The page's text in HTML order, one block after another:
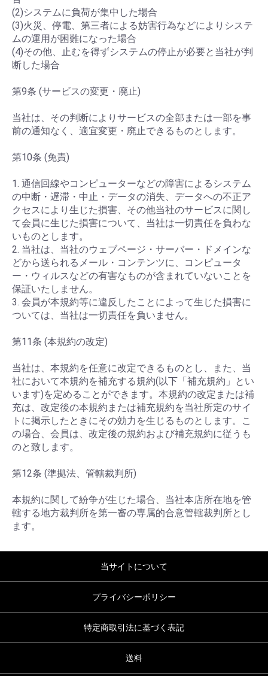
(2)システムに負荷が集中した場合
(3)火災、停電、第三者による妨害行為などによりシステ
ムの運用が困難になった場合
(4)その他、止むを得ずシステムの停止が必要と当社が判
断した場合
第9条 (サービスの変更・廃止)
当社は、その判断によりサービスの全部または一部を事
前の通知なく、適宜変更・廃止できるものとします。
第10条 (免責)
1. 通信回線やコンピューターなどの障害によるシステム
の中断・遅滞・中止・データの消失、データへの不正ア
クセスにより生じた損害、その他当社のサービスに関し
て会員に生じた損害について、当社は一切責任を負わな
いものとします。
2. 当社は、当社のウェブページ・サーバー・ドメインな
どから送られるメール・コンテンツに、コンピュータ
ー・ウィルスなどの有害なものが含まれていないことを
保証いたしません。
3. 会員が本規約等に違反したことによって生じた損害に
ついては、当社は一切責任を負いません。
第11条 (本規約の改定)
当社は、本規約を任意に改定できるものとし、また、当
社において本規約を補充する規約(以下「補充規約」とい
います)を定めることができます。本規約の改定または補
充は、改定後の本規約または補充規約を当社所定のサイ
トに掲示したときにその効力を生じるものとします。こ
の場合、会員は、改定後の規約および補充規約に従うも
のと致します。
第12条 (準拠法、管轄裁判所)
本規約に関して紛争が生じた場合、当社本店所在地を管
轄する地方裁判所を第一審の専属的合意管轄裁判所とし
ます。
当サイトについて
プライバシーポリシー
特定商取引法に基づく表記
送料